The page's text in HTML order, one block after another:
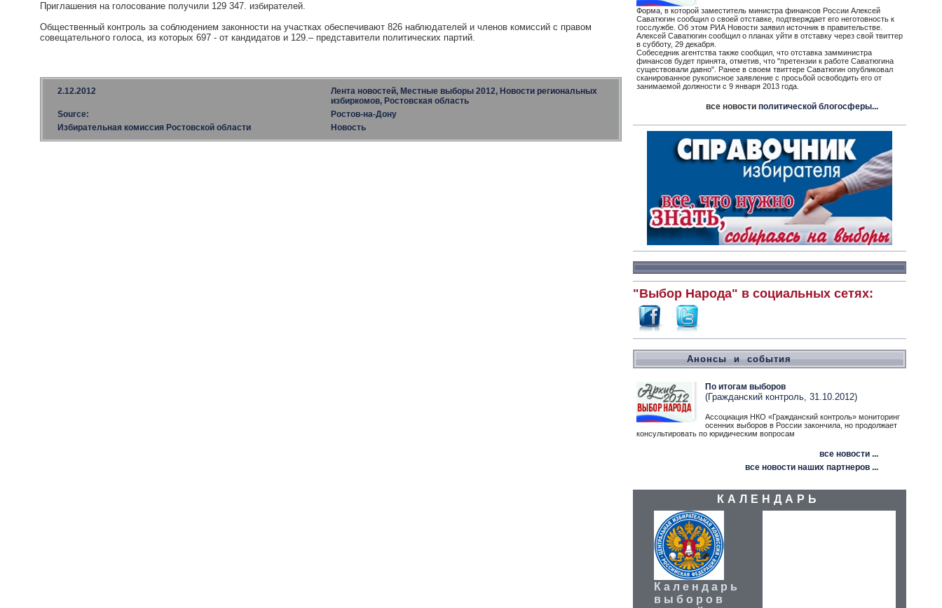
Приглашения на голосование получили 129 347. избирателей.
Общественный контроль за соблюдением законности на участках обеспечивают 826 наблюдателей и членов комиссий с правом
совещательного голоса, из которых 697 - от кандидатов и 129.– представители политических партий.
2.12.2012
Лента новостей, Местные выборы 2012, Новости региональных
избиркомов, Ростовская область
Source:
Ростов-на-Дону
Избирательная комиссия Ростовской области
Новость
Форма, в которой заместитель министра финансов России Алексей
Саватюгин сообщил о своей отставке, подтверждает его неготовность к
госслужбе. Об этом РИА Новости заявил источник в правительстве.
Алексей Саватюгин сообщил о планах уйти в отставку через свой твиттер
в субботу, 29 декабря.
Собеседник агентства также сообщил, что отставка замминистра
финансов будет принята, отметив, что "претензии к работе Саватюгина
существовали давно". Ранее в своем твиттере Саватюгин опубликовал
сканированное рукописное заявление с просьбой освободить его от
занимаемой должности с 9 января 2013 года.
все новости политической блогосферы...
"Выбор Народа" в социальных сетях:
Анонсы и события
По итогам выборов
(Гражданский контроль, 31.10.2012)
Ассоциация НКО «Гражданский контроль» мониторинг
осенних выборов в России закончила, но продолжает
консультировать по юридическим вопросам
все новости ...
все новости наших партнеров ...
КАЛЕНДАРЬ
Календарь
выборов